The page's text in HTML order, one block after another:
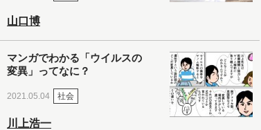
山口博
マンガでわかる「ウイルスの
変異」ってなに？
2021.05.04 社会
川上浩一